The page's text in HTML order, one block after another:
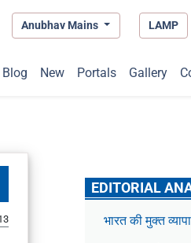
Anubhav Mains LAMP
Blog New Portals Gallery
EDITORIAL
भारत की मुक्त